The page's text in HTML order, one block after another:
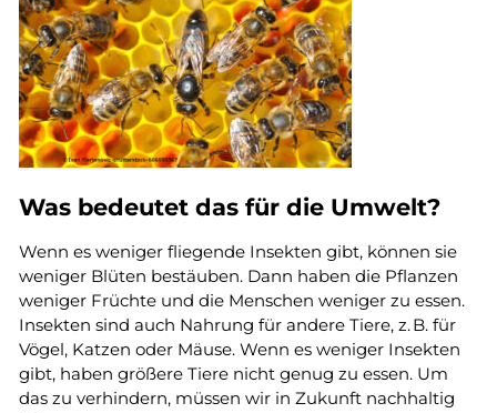
Was bedeutet das für die Umwelt?
Wenn es weniger fliegende Insekten gibt, können sie
weniger Blüten bestäuben. Dann haben die Pflanzen
weniger Früchte und die Menschen weniger zu essen.
Insekten sind auch Nahrung für andere Tiere, z. B. für
Vögel, Katzen oder Mäuse. Wenn es weniger Insekten
gibt, haben größere Tiere nicht genug zu essen. Um
das zu verhindern, müssen wir in Zukunft nachhaltig